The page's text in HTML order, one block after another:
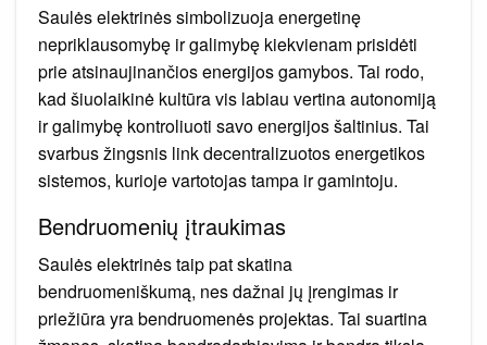
Saulės elektrinės simbolizuoja energetinę
nepriklausomybę ir galimybę kiekvienam prisidėti
prie atsinaujinančios energijos gamybos. Tai rodo,
kad šiuolaikinė kultūra vis labiau vertina autonomiją
ir galimybę kontroliuoti savo energijos šaltinius. Tai
svarbus žingsnis link decentralizuotos energetikos
sistemos, kurioje vartotojas tampa ir gamintoju.
Bendruomenių įtraukimas
Saulės elektrinės taip pat skatina
bendruomeniškumą, nes dažnai jų įrengimas ir
priežiūra yra bendruomenės projektas. Tai suartina